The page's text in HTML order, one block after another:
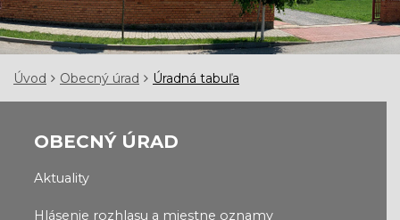
Úvod Obecný úrad Úradná tabuľa
OBECNÝ ÚRAD
Aktuality
Hlásenie rozhlasu a miestne oznamy